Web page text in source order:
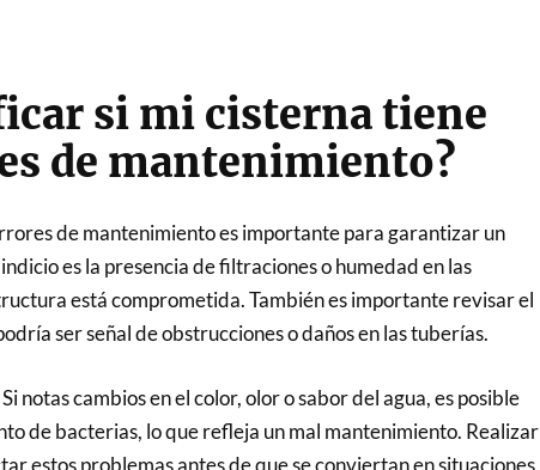
si mi cisterna tiene
de mantenimiento?
de mantenimiento es importante para garantizar un
es la presencia de filtraciones o humedad en las
está comprometida. También es importante revisar el
ser señal de obstrucciones o daños en las tuberías.
notas cambios en el color, olor o sabor del agua, es posible
de bacterias, lo que refleja un mal mantenimiento. Realizar
estos problemas antes de que se conviertan en situaciones